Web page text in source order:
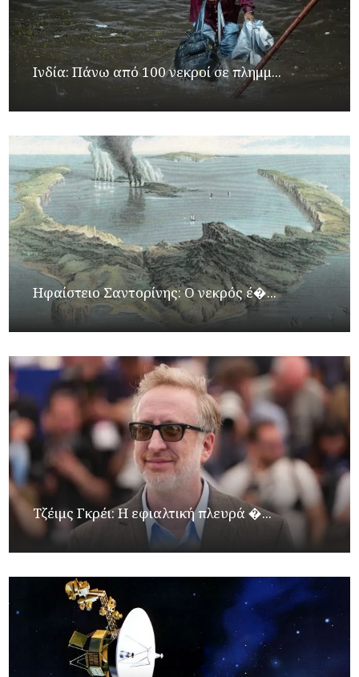
Ινδία: Πάνω από 100 νεκροί σε πλημμ...
Ηφαίστειο Σαντορίνης: Ο νεκρός έ�...
Τζέιμς Γκρέι: H εφιαλτική πλευρά �...